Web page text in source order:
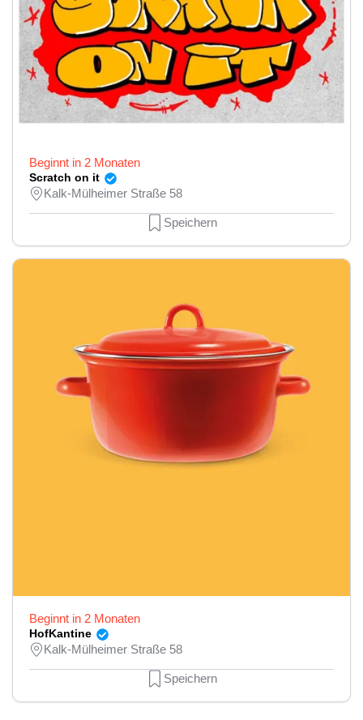
Beginnt in 2 Monaten
Scratch on it
Kalk-Mülheimer Straße 58
Speichern
Beginnt in 2 Monaten
HofKantine
Kalk-Mülheimer Straße 58
Speichern